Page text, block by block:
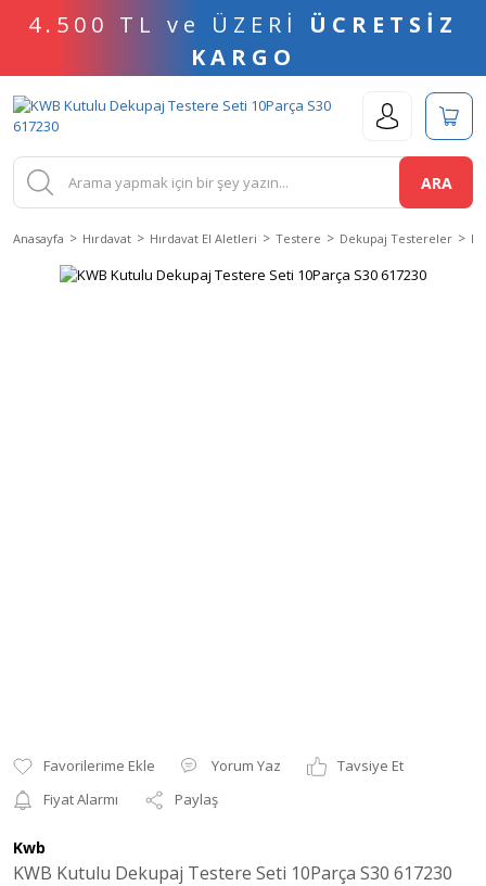
4.500 TL ve ÜZERİ ÜCRETSİZ
KARGO
ARA
Anasayfa Hırdavat Hırdavat El Aletleri Testere Dekupaj Testereler
Yorum Yaz
Tavsiye Et
Fiyat Alarmı
Paylaş
Kwb
KWB Kutulu Dekupaj Testere Seti 10Parça S30 617230